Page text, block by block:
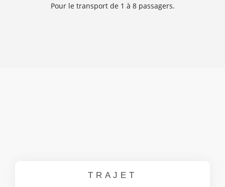
Pour le transport de 1 à 8 passagers.
TRAJET